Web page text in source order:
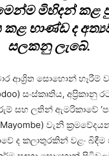
මිහිදන් කළ
භාණ්ඩ ද
සලකනු ලැබේ.
ආශ්‍රිත සොහොන් හෑරීම්
සංස්කෘතිය, අප්‍රිකානු
සහ ලතින් ඇමරිකාවේ
වැනි
ද කලාතුරකින් වළං